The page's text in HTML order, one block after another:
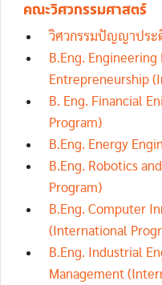
คณะวิศวกรรมศาสตร์
วิศวกรรมปัญญาประ
B.Eng.
Entrepreneurship
B. Eng. Financial
Program)
B.Eng. Energy
B.Eng. Robotics
Program)
B.Eng. Computer
(International
B.Eng. Industrial
Management